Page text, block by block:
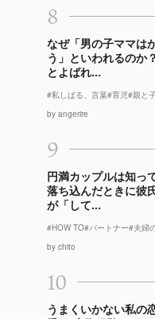
8
なぜ「男の子ママは
う」といわれるのか
とよばれ...
#私しばる、言葉#育児#親と
by angerire
9
円満カップルは知っ
落ち込んだときに彼
が「して...
#HOW TO#パートナー#夫婦
by chito
10
うまくいかない私の